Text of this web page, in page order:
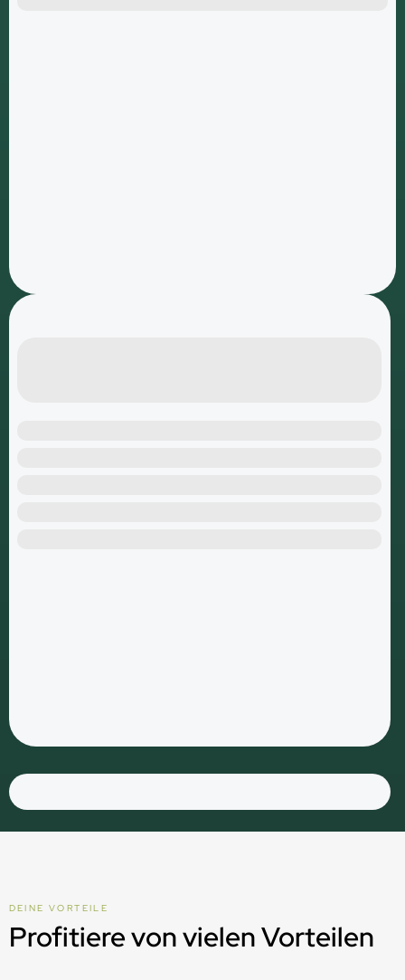
DEINE VORTEILE
Profitiere von vielen Vorteilen